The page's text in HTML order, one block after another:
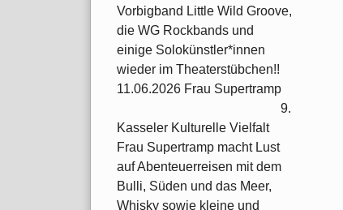
Vorbigband Little Wild Groove,
die WG Rockbands und
einige Solokünstler*innen
wieder im Theaterstübchen!!
11.06.2026 Frau Supertramp
9.
Kasseler Kulturelle Vielfalt
Frau Supertramp macht Lust
auf Abenteuerreisen mit dem
Bulli, Süden und das Meer,
Whisky sowie kleine und